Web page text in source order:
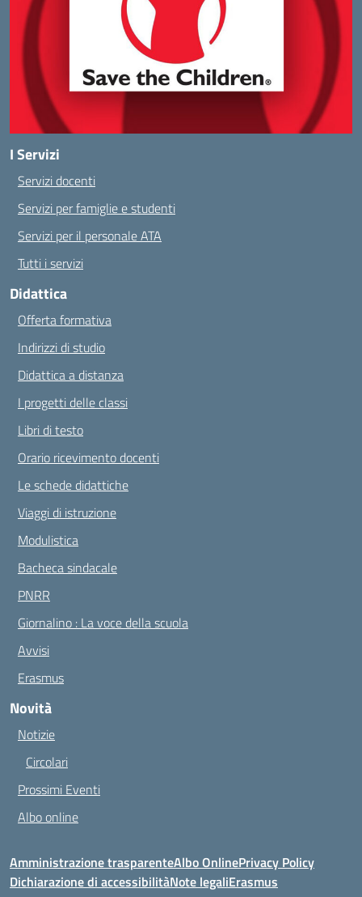
I Servizi
Servizi docenti
Servizi per famiglie e studenti
Servizi per il personale ATA
Tutti i servizi
Didattica
Offerta formativa
Indirizzi di studio
Didattica a distanza
I progetti delle classi
Libri di testo
Orario ricevimento docenti
Le schede didattiche
Viaggi di istruzione
Modulistica
Bacheca sindacale
PNRR
Giornalino : La voce della scuola
Avvisi
Erasmus
Novità
Notizie
Circolari
Prossimi Eventi
Albo online
Amministrazione trasparenteAlbo OnlinePrivacy Policy
Dichiarazione di accessibilitàNote legaliErasmus